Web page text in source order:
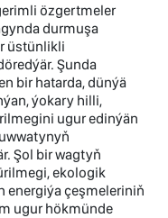
özgertmeler
durmuşa
üstünlikli
Şunda
bir hatarda, dünýä
ýokary hilli,
ugur edinýän
Şol bir wagtyň
ekologik
energiýa çeşmeleriniň
ugur hökmünde